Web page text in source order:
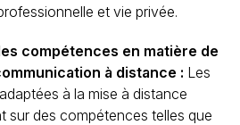
et vie privée.
compétences en matière de
à distance : Les
à la mise à distance
sur des compétences telles que